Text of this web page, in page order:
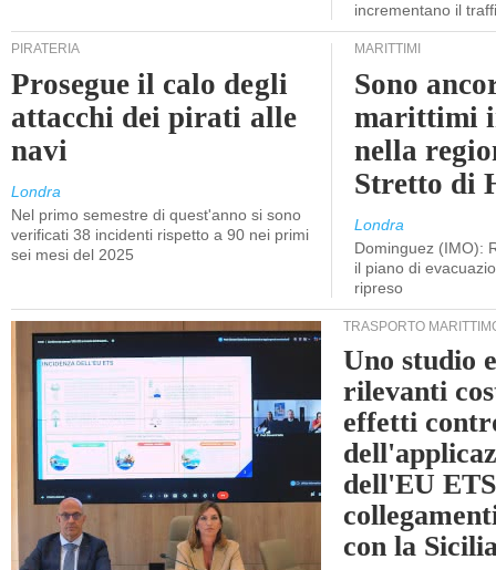
incrementano il
PIRATERIA
Prosegue il calo degli
attacchi dei pirati alle
navi
Londra
Nel primo semestre di quest'anno si sono
verificati 38 incidenti rispetto a 90 nei primi
sei mesi del 2025
MARITTIMI
Sono
marittimi
nella
Stretto di
Londra
Dominguez (IMO):
il piano di
ripreso
TRASPORTO
Uno studio
rilevanti
effetti
dell'EU
con la